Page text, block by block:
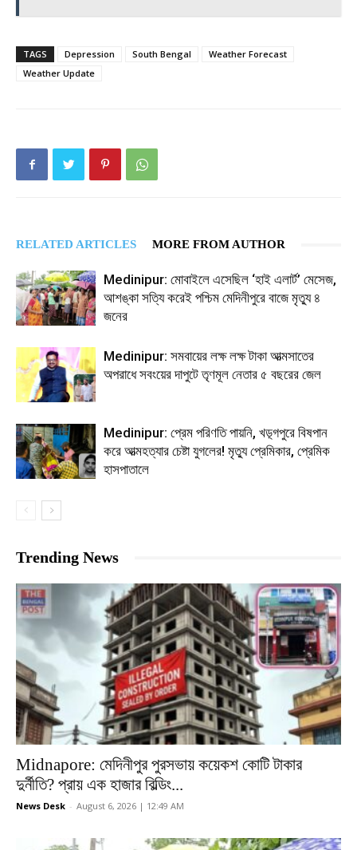
TAGS Depression South Bengal
Weather Forecast
Weather Update
RELATED ARTICLES MORE FROM AUTHOR
Medinipur: মোবাইলে এসেছিল ‘হাই এলার্ট’ মেসেজ,
আশঙ্কা সত্যি করেই পশ্চিম মেদিনীপুরে বাজে মৃত্যু ৪
জনের
Medinipur: সমবায়ের লক্ষ লক্ষ টাকা আত্মসাতের
অপরাধে সবংয়ের দাপুটে তৃণমূল নেতার ৫ বছরের জেল
Medinipur: প্রেম পরিণতি পায়নি, খড়্গপুরে বিষপান
করে আত্মহত্যার চেষ্টা যুগলের! মৃত্যু প্রেমিকার, প্রেমিক
হাসপাতালে
Trending News
Midnapore: মেদিনীপুর পুরসভায় কয়েকশ কোটি টাকার
দুর্নীতি? প্রায় এক হাজার বিল্ডিং...
News Desk - August 6, 2026 | 12:49 AM